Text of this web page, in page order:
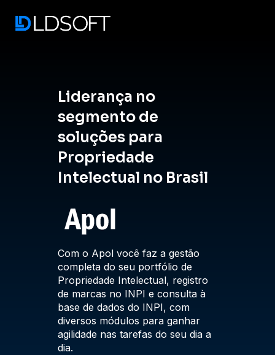
Liderança no
segmento de
soluções para
Propriedade
Intelectual no Brasil
Com o Apol você faz a gestão
completa do seu portfólio de
Propriedade Intelectual, registro
de marcas no INPI e consulta à
base de dados do INPI, com
diversos módulos para ganhar
agilidade nas tarefas do seu dia a
dia.